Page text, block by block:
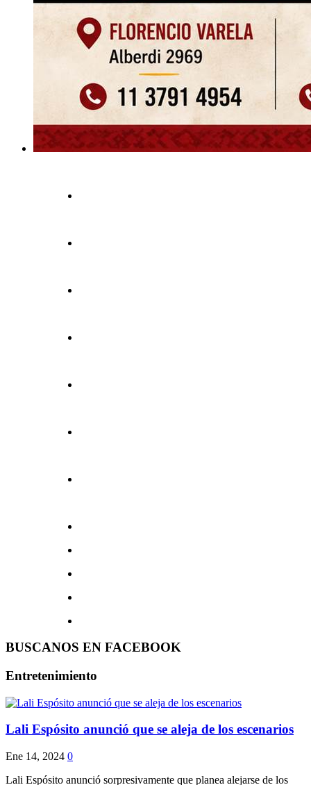
BUSCANOS EN FACEBOOK
Entretenimiento
Lali Espósito anunció que se aleja de los escenarios
Ene 14, 2024 0
Lali Espósito anunció sorpresivamente que planea alejarse de los